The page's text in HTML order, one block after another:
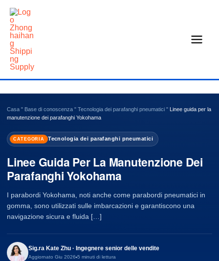
Vai
contenuto
Casa " Base di conoscenza " Tecnologia dei parafanghi pneumatici " Linee guida per la
manutenzione dei parafanghi Yokohama
CATEGORIA Tecnologia dei parafanghi pneumatici
Linee Guida Per La Manutenzione Dei
Parafanghi Yokohama
I parabordi Yokohama, noti anche come parabordi pneumatici in
gomma, sono utilizzati sulle imbarcazioni e garantiscono una
navigazione sicura e fluida […]
Sig.ra Kate Zhu · Ingegnere senior delle vendite
Aggiornato Giu 2026 5 minuti di lettura